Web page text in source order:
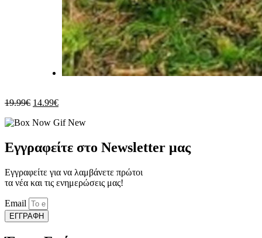
19.99€ Original
was:
14.99€Η
τιμή
14.99€.
Εγγραφείτε στο Newsletter μας
Εγγραφείτε για να λαμβάνετε πρώτοι
τα νέα και τις ενημερώσεις μας!
Email
ΕΓΓΡΑΦΗ